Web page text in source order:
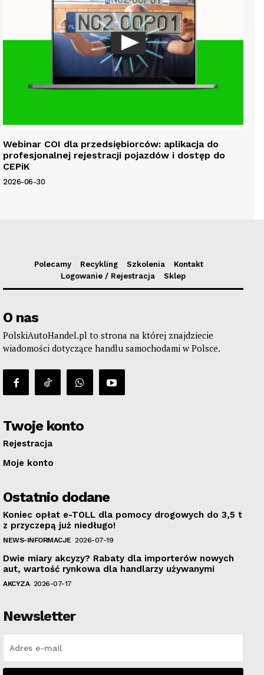
Webinar COI dla przedsiębiorców: aplikacja do
profesjonalnej rejestracji pojazdów i dostęp do
CEPiK
2026-06-30
Polecamy Recykling Szkolenia
Kontakt
Logowanie / Rejestracja
Sklep
O nas
PolskiAutoHandel.pl to strona na której znajdziecie
wiadomości dotyczące handlu samochodami w Polsce.
Twoje konto
Rejestracja
Moje konto
Ostatnio dodane
Koniec opłat e-TOLL dla pomocy drogowych do 3,5 t
z przyczepą już niedługo!
NEWS-INFORMACJE 2026-07-19
Dwie miary akcyzy? Rabaty dla importerów nowych
aut, wartość rynkowa dla handlarzy używanymi
AKCYZA 2026-07-17
Newsletter